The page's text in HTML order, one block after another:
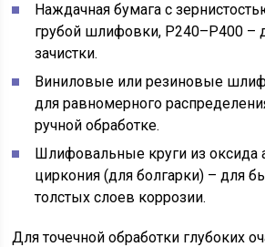
Наждачная бумага с
грубой шлифовки, P240–P400 –
зачистки.
Виниловые или резиновые
для равномерного
ручной обработке.
Шлифовальные круги из оксида
циркония (для болгарки) – для
толстых слоев коррозии.
Для точечной обработки глубоких